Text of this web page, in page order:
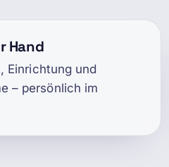
Hand
Einrichtung und
– persönlich im